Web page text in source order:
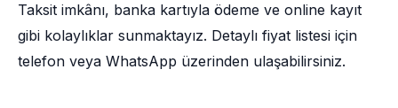
Taksit imkânı, banka kartıyla ödeme ve online kayıt
gibi kolaylıklar sunmaktayız. Detaylı fiyat listesi için
telefon veya WhatsApp üzerinden ulaşabilirsiniz.